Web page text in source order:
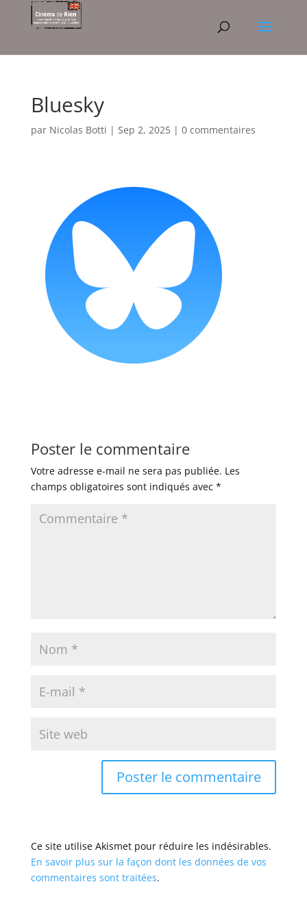
Bluesky
par Nicolas Botti | Sep 2, 2025| 0 commentaires
Poster le commentaire
Votre adresse e-mail ne sera pas publiée. Les
champs obligatoires sont indiqués avec *
Ce site utilise Akismet pour réduire les indésirables.
En savoir plus sur la façon dont les données de vos
commentaires sont traitées.